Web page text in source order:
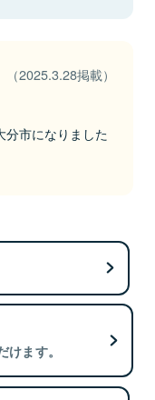
（2025.3.28掲載）
分市になりました
ます。